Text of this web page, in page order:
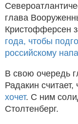
глава
Кристофферсен
года, чтобы
российскому
В свою очередь
Радакин считает,
хочет. С ним
Столтенберг.